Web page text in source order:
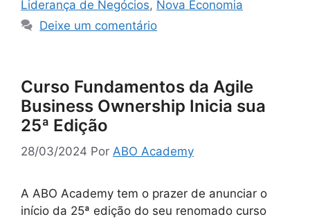
Liderança de Negócios, Nova Economia
Deixe um comentário
Curso Fundamentos da Agile
Business Ownership Inicia sua
25ª Edição
28/03/2024 Por ABO Academy
A ABO Academy tem o prazer de anunciar o
início da 25ª edição do seu renomado curso